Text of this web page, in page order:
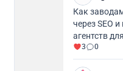
Как
через SEO
агентств для
3 0